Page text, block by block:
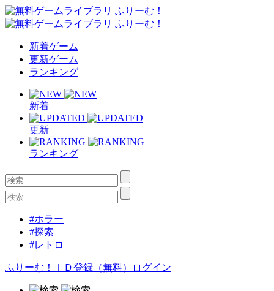
新着ゲーム
更新ゲーム
ランキング
新着
更新
ランキング
#ホラー
#探索
#レトロ
ふりーむ！ＩＤ登録（無料） ログイン